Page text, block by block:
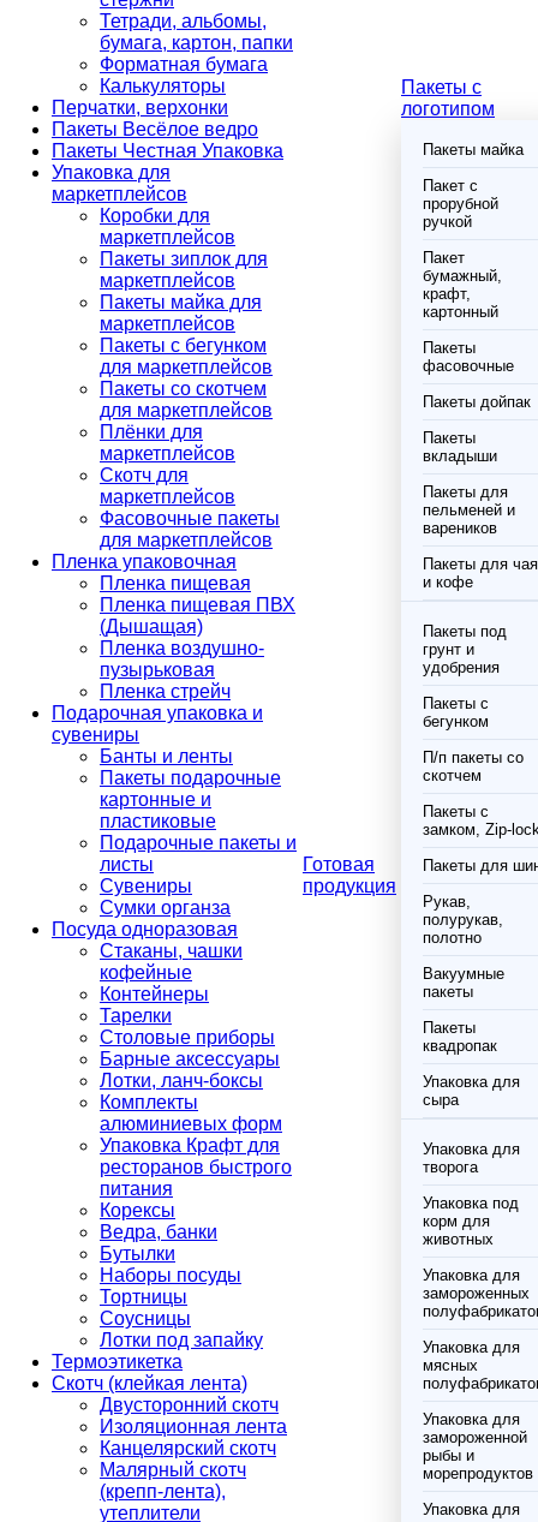
Тетради, альбомы,
бумага, картон, папки
Форматная бумага
Калькуляторы
Перчатки, верхонки
Пакеты Весёлое ведро
Пакеты Честная Упаковка
Упаковка для
маркетплейсов
Коробки для
маркетплейсов
Пакеты зиплок для
маркетплейсов
Пакеты майка для
маркетплейсов
Пакеты с бегунком
для маркетплейсов
Пакеты со скотчем
для маркетплейсов
Плёнки для
маркетплейсов
Скотч для
маркетплейсов
Фасовочные пакеты
для маркетплейсов
Пленка упаковочная
Пленка пищевая
Пленка пищевая ПВХ
(Дышащая)
Пленка воздушно-
пузырьковая
Пленка стрейч
Подарочная упаковка и
сувениры
Банты и ленты
Пакеты подарочные
картонные и
пластиковые
Подарочные пакеты и
листы
Сувениры
Сумки органза
Посуда одноразовая
Стаканы, чашки
кофейные
Контейнеры
Тарелки
Столовые приборы
Барные аксессуары
Лотки, ланч-боксы
Комплекты
алюминиевых форм
Упаковка Крафт для
ресторанов быстрого
питания
Корексы
Ведра, банки
Бутылки
Наборы посуды
Тортницы
Соусницы
Лотки под запайку
Термоэтикетка
Скотч (клейкая лента)
Двусторонний скотч
Изоляционная лента
Канцелярский скотч
Малярный скотч
(крепп-лента),
утеплители
Готовая
продукция
Пакеты с
логотипом
Пакеты майка
Пакет с
прорубной
ручкой
Пакет
бумажный,
крафт,
картонный
Пакеты
фасовочные
Пакеты дойпак
Пакеты
вкладыши
Пакеты для
пельменей и
вареников
Пакеты для чая
и кофе
Пакеты под
грунт и
удобрения
Пакеты с
бегунком
П/п пакеты со
скотчем
Пакеты с
замком, Zip-
Пакеты для
Рукав,
полурукав,
полотно
Вакуумные
пакеты
Пакеты
квадропак
Упаковка для
сыра
Упаковка для
творога
Упаковка под
корм для
животных
Упаковка для
замороженных
Упаковка для
мясных
Упаковка для
замороженной
рыбы и
морепродуктов
Упаковка для